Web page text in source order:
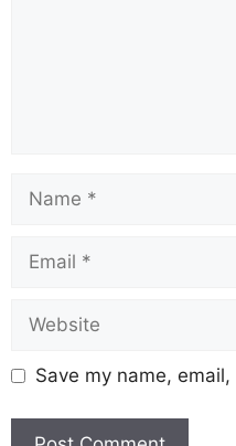
Save my name,